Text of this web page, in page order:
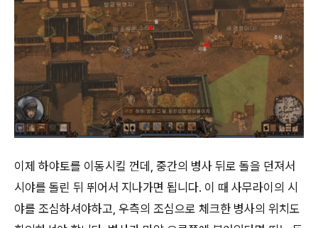
이제 하야토를 이동시킬 껀데, 중간의 병사 뒤로 돌을 던져서
시야를 돌린 뒤 뛰어서 지나가면 됩니다. 이 때 사무라이의 시
야를 조심하셔야하고, 우측의 조심으로 체크한 병사의 위치도